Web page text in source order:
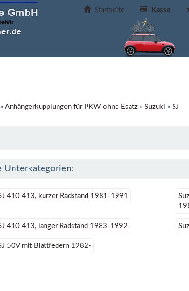
Startseite Kasse
Anhängerkupplungen für PKW ohne Esatz» Suzuki » SJ
Unterkategorien:
410 413, kurzer Radstand 1981-1991
410 413, langer Radstand 1983-1992
50V mit Blattfedern 1982-